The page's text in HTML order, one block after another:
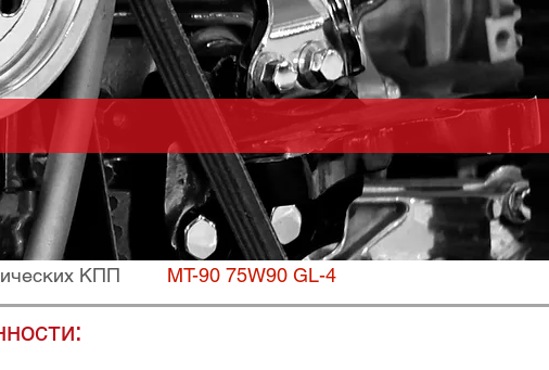
КПП MT-90 75W90 GL-4